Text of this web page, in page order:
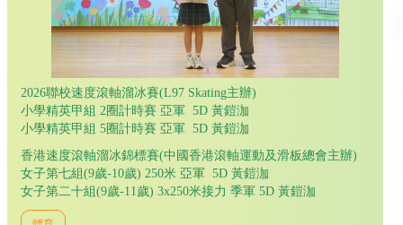
2026聯校速度滾軸溜冰賽(L97 Skating主辦)
小學精英甲組 2圈計時賽 亞軍 5D 黃鎧泇
小學精英甲組 5圈計時賽 亞軍 5D 黃鎧泇
香港速度滾軸溜冰錦標賽(中國香港滾軸運動及滑板總會主辦)
女子第七組(9歲-10歲) 250米 亞軍 5D 黃鎧泇
女子第二十組(9歲-11歲) 3x250米接力 季軍 5D 黃鎧泇